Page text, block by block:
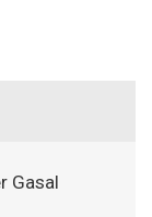
Gasal